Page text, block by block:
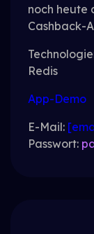
noch heute
Cashback-
Redis
App-Demo
E-Mail:
Passwort: